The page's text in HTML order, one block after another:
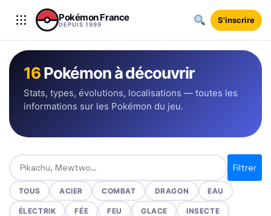
Aller au contenu
Pokémon France
DEPUIS 1999 S'inscrire
16Pokémon à découvrir
Stats, types, évolutions, localisations — toutes les
informations sur les Pokémon du jeu.
Rechercher un Pokémon
Filtrer
TOUS ACIER COMBAT DRAGON EAU
ÉLECTRIK FÉE FEU GLACE INSECTE